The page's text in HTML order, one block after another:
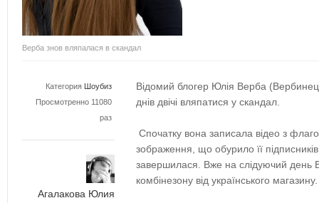
Верба знов вляпалася в скандал
Категория Шоубиз
Просмотренно 11080
раз
Агалакова Юлия
Відомий блогер Юлія Верба
днів двічі вляпатися у скандал.
Спочатку вона записала відео з
зображення, що обурило її
завершилася. Вже на слідуючий день
комбінезону від українського